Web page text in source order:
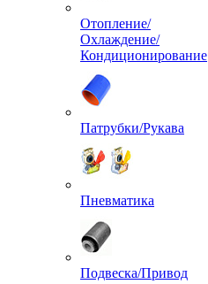
Отопление/
Охлаждение/
Кондиционирование
Патрубки/Рукава
Пневматика
Подвеска/Привод